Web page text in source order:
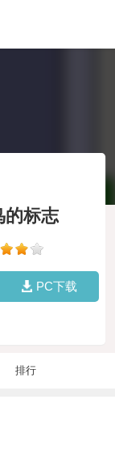
的标志
PC下载
排行